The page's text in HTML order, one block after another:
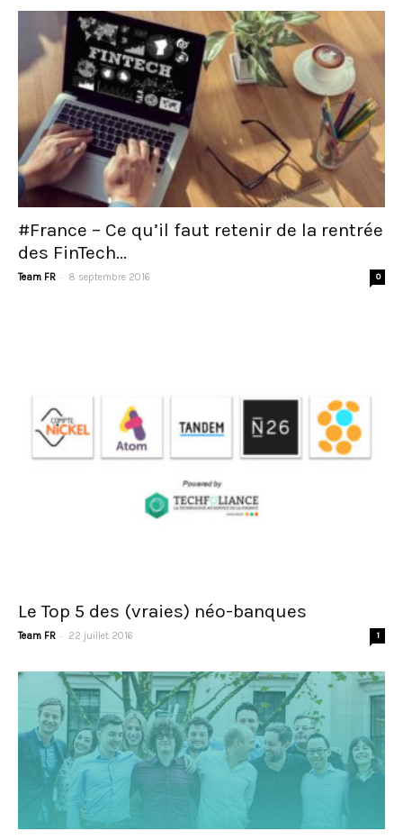
#France – Ce qu’il faut retenir de la rentrée
des FinTech...
Team FR - 8 septembre 2016 0
Le Top 5 des (vraies) néo-banques
Team FR - 22 juillet 2016 1